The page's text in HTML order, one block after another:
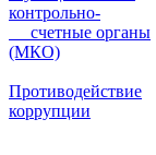
контрольно-
счетные органы
(МКО)
Противодействие
коррупции